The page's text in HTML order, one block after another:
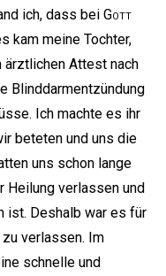
ich, dass bei Gott
kam meine Tochter,
ärztlichen Attest nach
Blinddarmentzündung
Ich machte es ihr
beteten und uns die
uns schon lange
Heilung verlassen und
ist. Deshalb war es für
verlassen. Im
schnelle und